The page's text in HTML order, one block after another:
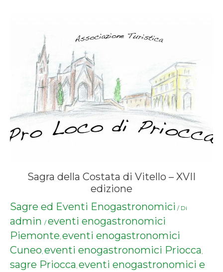
Sagra della Costata di Vitello – XVII
edizione
Sagre ed Eventi Enogastronomici / Di
admin / eventi enogastronomici
Piemonte, eventi enogastronomici
Cuneo, eventi enogastronomici Priocca,
sagre Priocca, eventi enogastronomici e